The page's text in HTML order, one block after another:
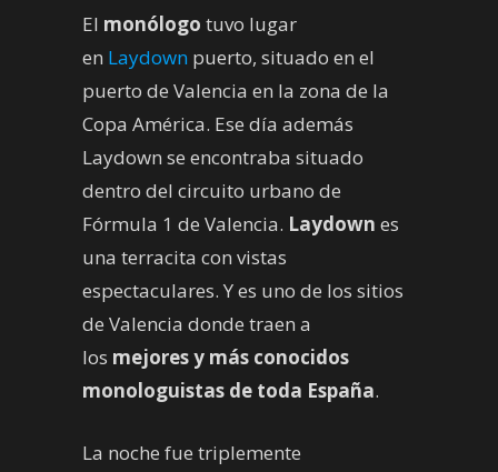
El monólogo tuvo lugar
en Laydown puerto, situado en el
puerto de Valencia en la zona de la
Copa América. Ese día además
Laydown se encontraba situado
dentro del circuito urbano de
Fórmula 1 de Valencia. Laydown es
una terracita con vistas
espectaculares. Y es uno de los sitios
de Valencia donde traen a
los mejores y más conocidos
monologuistas de toda España.
La noche fue triplemente